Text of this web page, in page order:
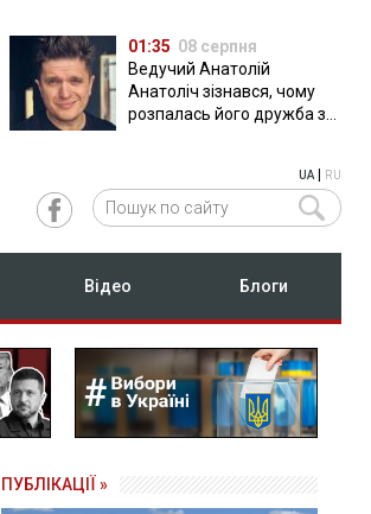
01:35 08 серпня
Ведучий Анатолій
Анатоліч зізнався, чому
розпалась його дружба з
UA| RU
Відео Блоги
ПУБЛІКАЦІЇ »